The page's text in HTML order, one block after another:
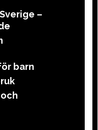
–
barn